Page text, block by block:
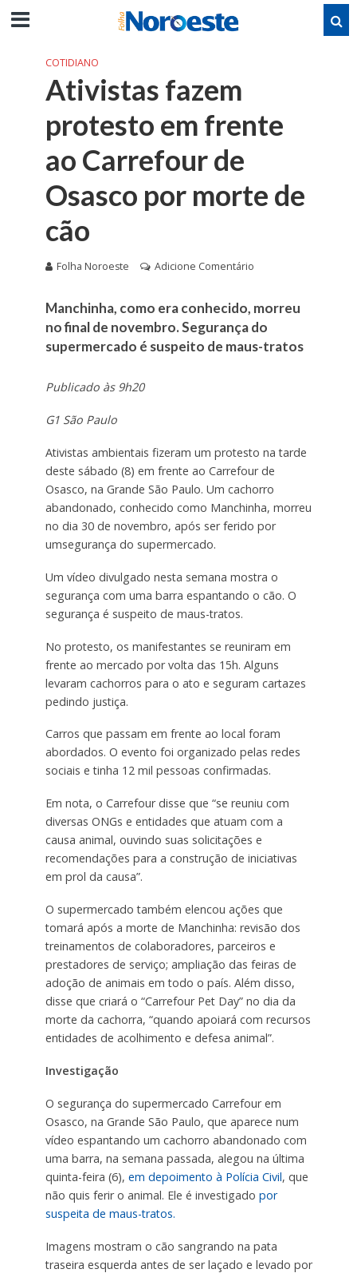
COTIDIANO
Ativistas fazem
protesto em frente
ao Carrefour de
Osasco por morte de
cão
Folha Noroeste Adicione Comentário
Manchinha, como era conhecido, morreu
no final de novembro. Segurança do
supermercado é suspeito de maus-tratos
Publicado às 9h20
G1 São Paulo
Ativistas ambientais fizeram um protesto na tarde
deste sábado (8) em frente ao Carrefour de
Osasco, na Grande São Paulo. Um cachorro
abandonado, conhecido como Manchinha, morreu
no dia 30 de novembro, após ser ferido por
umsegurança do supermercado.
Um vídeo divulgado nesta semana mostra o
segurança com uma barra espantando o cão. O
segurança é suspeito de maus-tratos.
No protesto, os manifestantes se reuniram em
frente ao mercado por volta das 15h. Alguns
levaram cachorros para o ato e seguram cartazes
pedindo justiça.
Carros que passam em frente ao local foram
abordados. O evento foi organizado pelas redes
sociais e tinha 12 mil pessoas confirmadas.
Em nota, o Carrefour disse que “se reuniu com
diversas ONGs e entidades que atuam com a
causa animal, ouvindo suas solicitações e
recomendações para a construção de iniciativas
em prol da causa”.
O supermercado também elencou ações que
tomará após a morte de Manchinha: revisão dos
treinamentos de colaboradores, parceiros e
prestadores de serviço; ampliação das feiras de
adoção de animais em todo o país. Além disso,
disse que criará o “Carrefour Pet Day” no dia da
morte da cachorra, “quando apoiará com recursos
entidades de acolhimento e defesa animal”.
Investigação
O segurança do supermercado Carrefour em
Osasco, na Grande São Paulo, que aparece num
vídeo espantando um cachorro abandonado com
uma barra, na semana passada, alegou na última
quinta-feira (6), em depoimento à Polícia Civil, que
não quis ferir o animal. Ele é investigado por
suspeita de maus-tratos.
Imagens mostram o cão sangrando na pata
traseira esquerda antes de ser laçado e levado por